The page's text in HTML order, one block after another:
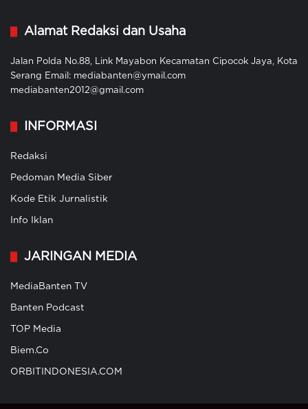
Alamat Redaksi dan Usaha
Jalan Polda No.88, Link Mayabon Kecamatan Cipocok Jaya, Kota
Serang Email: mediabanten@ymail.com
mediabanten2012@gmail.com
INFORMASI
Redaksi
Pedoman Media Siber
Kode Etik Jurnalistik
Info Iklan
JARINGAN MEDIA
MediaBanten TV
Banten Podcast
TOP Media
Biem.Co
ORBITINDONESIA.COM